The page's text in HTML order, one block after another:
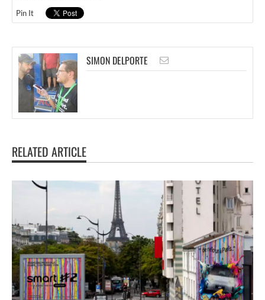
Pin It
SIMON DELPORTE
RELATED ARTICLE